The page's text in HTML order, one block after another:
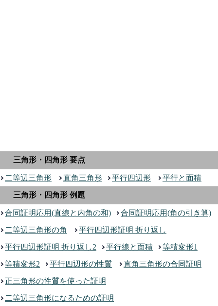
三角形・四角形 要点
二等辺三角形 直角三角形 平行四辺形 平行と面積
三角形・四角形 例題
合同証明応用(直線と内角の和) 合同証明応用(角の引き算)
二等辺三角形の角 平行四辺形証明 折り返し
平行四辺形証明 折り返し2 平行線と面積 等積変形1
等積変形2 平行四辺形の性質 直角三角形の合同証明
正三角形の性質を使った証明
二等辺三角形になるための証明